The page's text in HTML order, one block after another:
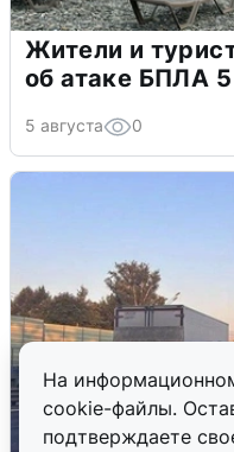
На
cookie-файлы.
подтверждаете
Жители и
об атаке БПЛА 5
5 августа 0